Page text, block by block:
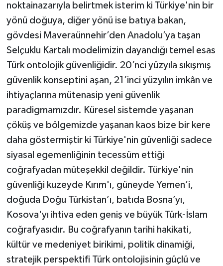
noktainazarıyla belirtmek isterim ki Türkiye'nin bir
yönü doğuya, diğer yönü ise batıya bakan,
gövdesi Maveraünnehir’den Anadolu’ya taşan
Selçuklu Kartalı modelimizin dayandığı temel esas
Türk ontolojik güvenliğidir. 20’nci yüzyıla sıkışmış
güvenlik konseptini aşan, 21’inci yüzyılın imkân ve
ihtiyaçlarına mütenasip yeni güvenlik
paradigmamızdır. Küresel sistemde yaşanan
çöküş ve bölgemizde yaşanan kaos bize bir kere
daha göstermiştir ki Türkiye'nin güvenliği sadece
siyasal egemenliğinin tecessüm ettiği
coğrafyadan müteşekkil değildir. Türkiye'nin
güvenliği kuzeyde Kırım'ı, güneyde Yemen’i,
doğuda Doğu Türkistan’ı, batıda Bosna’yı,
Kosova'yı ihtiva eden geniş ve büyük Türk-İslam
coğrafyasıdır. Bu coğrafyanın tarihi hakikati,
kültür ve medeniyet birikimi, politik dinamiği,
stratejik perspektifi Türk ontolojisinin güçlü ve